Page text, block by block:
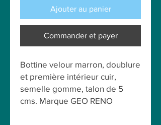
Ajouter au panier
Commander et payer
Bottine velour marron, doublure
et première intérieur cuir,
semelle gomme, talon de 5
cms. Marque GEO RENO